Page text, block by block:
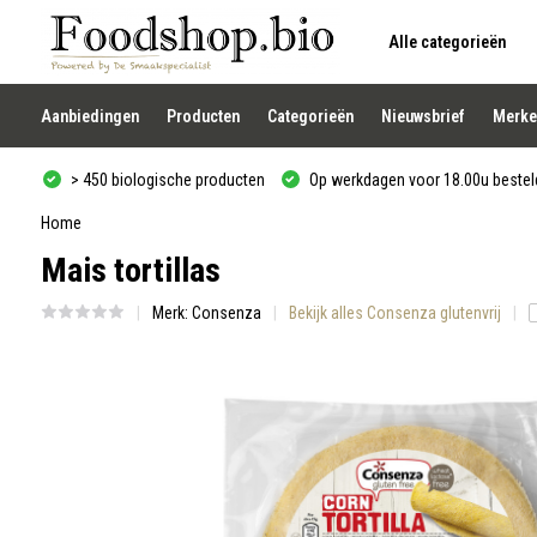
Alle categorieën
Gebruik
de
pijltjes
op
en
neer
een
resultaat
selecteren.
Druk
Enter
Aanbiedingen Producten Categorieën Nieuwsbrief
> 450 biologische producten Op werkdagen voor 18.00u
Home
Mais tortillas
Merk: Consenza Bekijk alles Consenza glutenvrij